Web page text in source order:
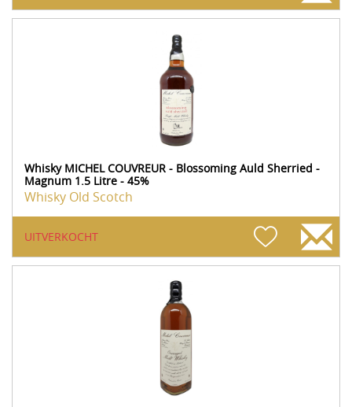
Whisky MICHEL COUVREUR - Blossoming Auld Sherried -
Magnum 1.5 Litre - 45%
Whisky Old Scotch
UITVERKOCHT